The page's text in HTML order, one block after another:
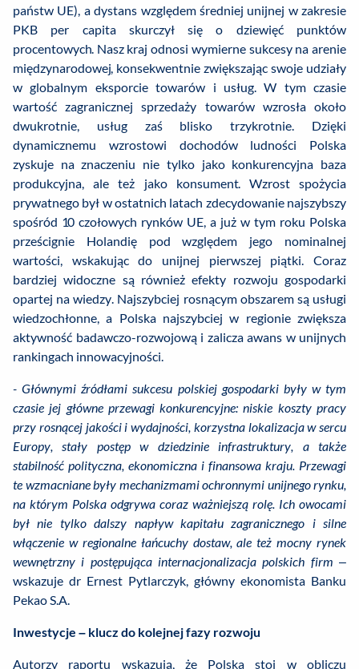
państw UE), a dystans względem średniej unijnej w zakresie
PKB per capita skurczył się o dziewięć punktów
procentowych. Nasz kraj odnosi wymierne sukcesy na arenie
międzynarodowej, konsekwentnie zwiększając swoje udziały
w globalnym eksporcie towarów i usług. W tym czasie
wartość zagranicznej sprzedaży towarów wzrosła około
dwukrotnie, usług zaś blisko trzykrotnie. Dzięki
dynamicznemu wzrostowi dochodów ludności Polska
zyskuje na znaczeniu nie tylko jako konkurencyjna baza
produkcyjna, ale też jako konsument. Wzrost spożycia
prywatnego był w ostatnich latach zdecydowanie najszybszy
spośród 10 czołowych rynków UE, a już w tym roku Polska
prześcignie Holandię pod względem jego nominalnej
wartości, wskakując do unijnej pierwszej piątki. Coraz
bardziej widoczne są również efekty rozwoju gospodarki
opartej na wiedzy. Najszybciej rosnącym obszarem są usługi
wiedzochłonne, a Polska najszybciej w regionie zwiększa
aktywność badawczo-rozwojową i zalicza awans w unijnych
rankingach innowacyjności.
- Głównymi źródłami sukcesu polskiej gospodarki były w tym
czasie jej główne przewagi konkurencyjne: niskie koszty pracy
przy rosnącej jakości i wydajności, korzystna lokalizacja w sercu
Europy, stały postęp w dziedzinie infrastruktury, a także
stabilność polityczna, ekonomiczna i finansowa kraju. Przewagi
te wzmacniane były mechanizmami ochronnymi unijnego rynku,
na którym Polska odgrywa coraz ważniejszą rolę. Ich owocami
był nie tylko dalszy napływ kapitału zagranicznego i silne
włączenie w regionalne łańcuchy dostaw, ale też mocny rynek
wewnętrzny i postępująca internacjonalizacja polskich firm –
wskazuje dr Ernest Pytlarczyk, główny ekonomista Banku
Pekao S.A.
Inwestycje – klucz do kolejnej fazy rozwoju
Autorzy raportu wskazują, że Polska stoi w obliczu